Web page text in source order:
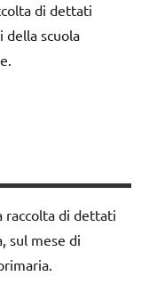
di dettati
scuola
raccolta di dettati
sul mese di